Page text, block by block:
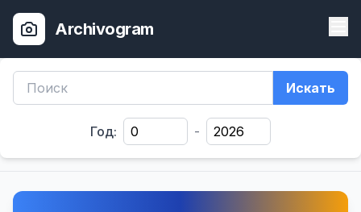
Archivogram
Искать
Год: -